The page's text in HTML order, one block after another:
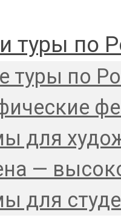
туры по
туры по
для
—
для